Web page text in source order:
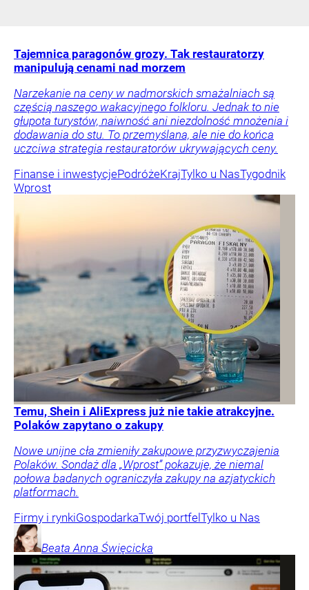
Tajemnica paragonów grozy. Tak restauratorzy
manipulują cenami nad morzem
Narzekanie na ceny w nadmorskich smażalniach są
częścią naszego wakacyjnego folkloru. Jednak to nie
głupota turystów, naiwność ani niezdolność mnożenia i
dodawania do stu. To przemyślana, ale nie do końca
uczciwa strategia restauratorów ukrywających ceny.
Finanse i inwestycjePodróżeKrajTylko u NasTygodnik
Wprost
Temu, Shein i AliExpress już nie takie atrakcyjne.
Polaków zapytano o zakupy
Nowe unijne cła zmieniły zakupowe przyzwyczajenia
Polaków. Sondaż dla „Wprost” pokazuje, że niemal
połowa badanych ograniczyła zakupy na azjatyckich
platformach.
Firmy i rynkiGospodarkaTwój portfelTylko u Nas
Beata Anna Święcicka